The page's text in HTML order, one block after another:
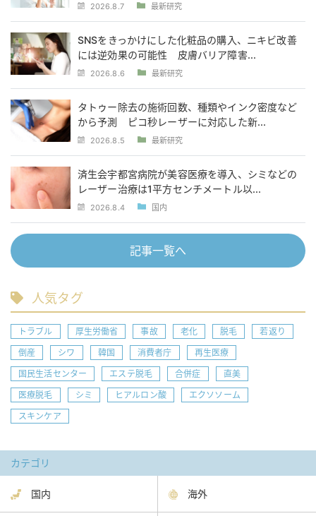
2026.8.7 最新研究
SNSをきっかけにした化粧品の購入、ニキビ改善
には逆効果の可能性 皮膚バリア障害...
2026.8.6 最新研究
タトゥー除去の施術回数、種類やインク密度など
から予測 ピコ秒レーザーに対応した新...
2026.8.5 最新研究
済生会宇都宮病院が美容医療を導入、シミなどの
レーザー治療は1平方センチメートル以...
2026.8.4 国内
記事一覧へ
人気タグ
トラブル 厚生労働省 事故 老化 脱毛
若返り
倒産
シワ 韓国 消費者庁
再生医療
国民生活センター
エステ脱毛 合併症
直美
医療脱毛
シミ ヒアルロン酸
エクソソーム
スキンケア
カテゴリ
国内 海外